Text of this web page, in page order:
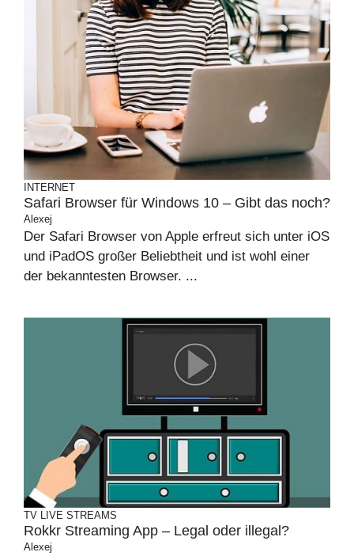
INTERNET
Safari Browser für Windows 10 – Gibt das noch?
Alexej
Der Safari Browser von Apple erfreut sich unter iOS
und iPadOS großer Beliebtheit und ist wohl einer
der bekanntesten Browser. ...
TV LIVE STREAMS
Rokkr Streaming App – Legal oder illegal?
Alexej